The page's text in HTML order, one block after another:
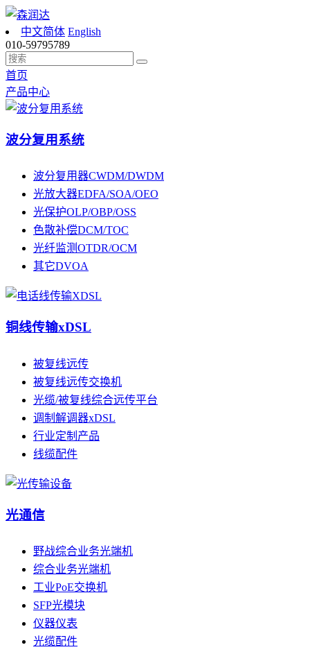
中文简体 English
010-59795789
首页
产品中心
波分复用系统
波分复用器CWDM/DWDM
光放大器EDFA/SOA/OEO
光保护OLP/OBP/OSS
色散补偿DCM/TOC
光纤监测OTDR/OCM
其它DVOA
铜线传输xDSL
被复线远传
被复线远传交换机
光缆/被复线综合远传平台
调制解调器xDSL
行业定制产品
线缆配件
光通信
野战综合业务光端机
综合业务光端机
工业PoE交换机
SFP光模块
仪器仪表
光缆配件